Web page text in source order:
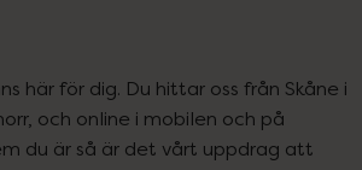
här för dig. Du hittar oss från Skåne i
och online i mobilen och på
du är så är det vårt uppdrag att